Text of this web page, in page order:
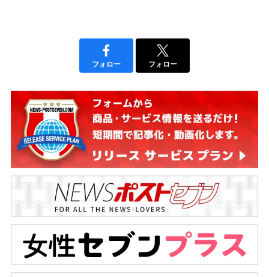
フォロー フォロー